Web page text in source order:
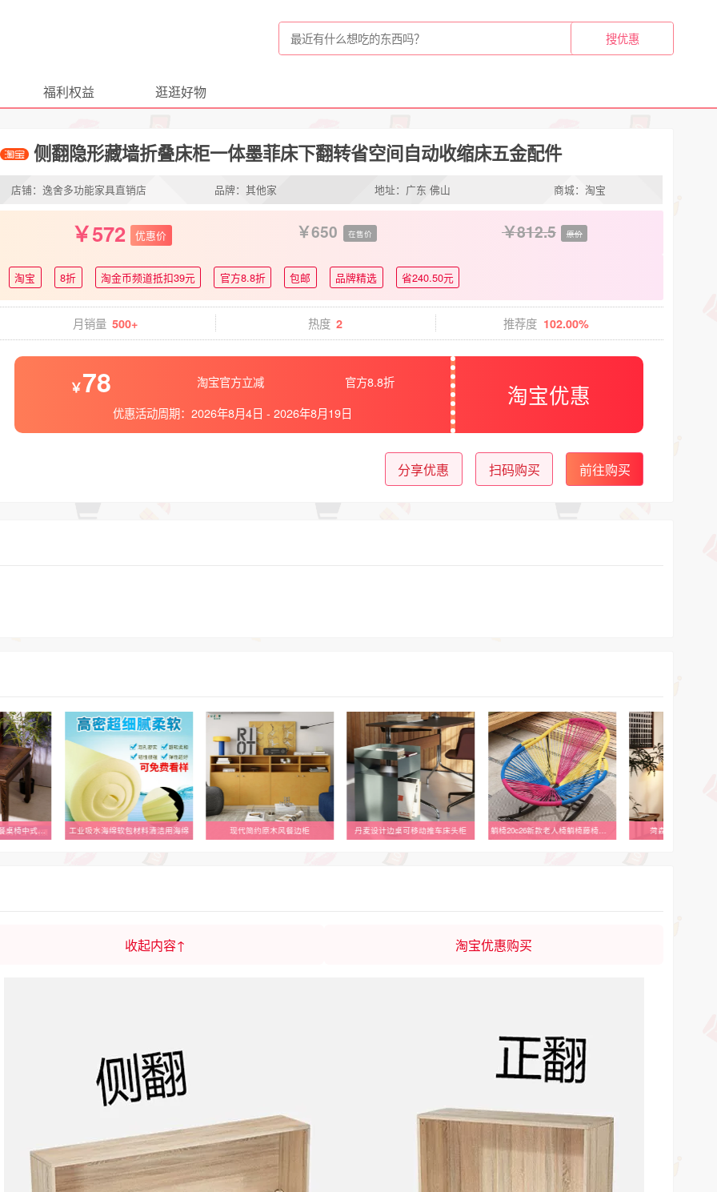
福利权益 逛逛好物
侧翻隐形藏墙折叠床柜一体墨菲床下翻转省空间自动收缩床五金配件
店铺：逸舍多功能家具直销店 品牌：其他家 地址：广东 佛山 商城：淘宝
572 优惠价 650 在售价 812.5 原价
淘宝 8折 淘金币频道抵扣39元 官方8.8折 包邮 品牌精选 省240.50元
月销量 500+ 热度 2 推荐度 102.00%
78 淘宝官方立减
官方8.8折
优惠活动周期： 2026年8月4日 - 2026年8月19日
淘宝优惠
分享优惠 扫码购买 前往购买
鸡翅木小方桌正方形餐桌椅中式红木四方桌子实木打牌棋牌桌八仙桌 工业吸水海绵软包材料清洁用海绵 现代简约原木风餐边柜 丹麦设计边桌可移动推车床头柜 躺椅20c26新款老人椅躺椅藤椅阳台午休懒人沙发彩色摇摇椅子逍遥 菏森派实木360°旋转
收起内容↑ 淘宝优惠购买